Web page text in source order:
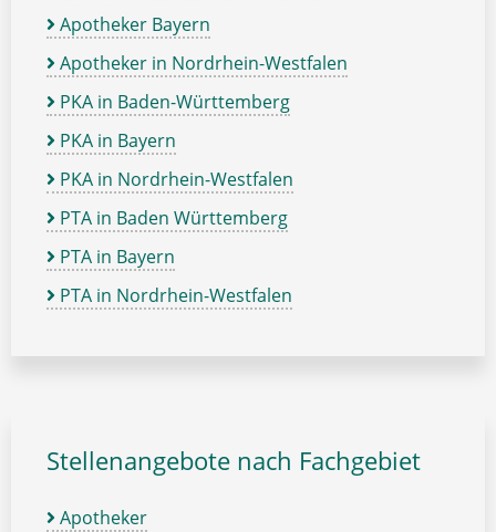
Apotheker Bayern
Apotheker in Nordrhein-Westfalen
PKA in Baden-Württemberg
PKA in Bayern
PKA in Nordrhein-Westfalen
PTA in Baden Württemberg
PTA in Bayern
PTA in Nordrhein-Westfalen
Stellenangebote nach Fachgebiet
Apotheker